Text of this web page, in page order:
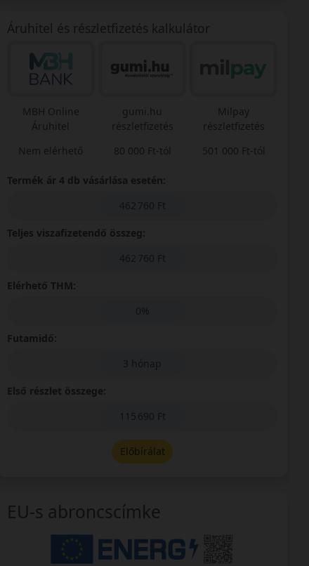
Áruhitel és részletfizetés kalkulátor
MBH Online
Áruhitel
Nem elérhető
gumi.hu
részletfizetés
80 000 Ft-tól
Milpay
részletfizetés
501 000 Ft-tól
Termék ár 4 db vásárlása esetén:
462 760 Ft
Teljes viszafizetendő összeg:
462 760 Ft
Elérhető THM:
0%
Futamidő:
3 hónap
Első részlet összege:
115 690 Ft
Előbírálat
EU-s abroncscímke